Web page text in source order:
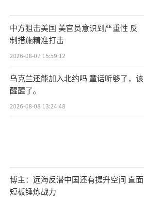
中方狙击美国 美官员意识到严重性 反
制措施精准打击
2026-08-07 15:59:12
乌克兰还能加入北约吗 童话听够了，该
醒醒了。
2026-08-08 13:24:48
博主：远海反潜中国还有提升空间 直面
短板锤炼战力